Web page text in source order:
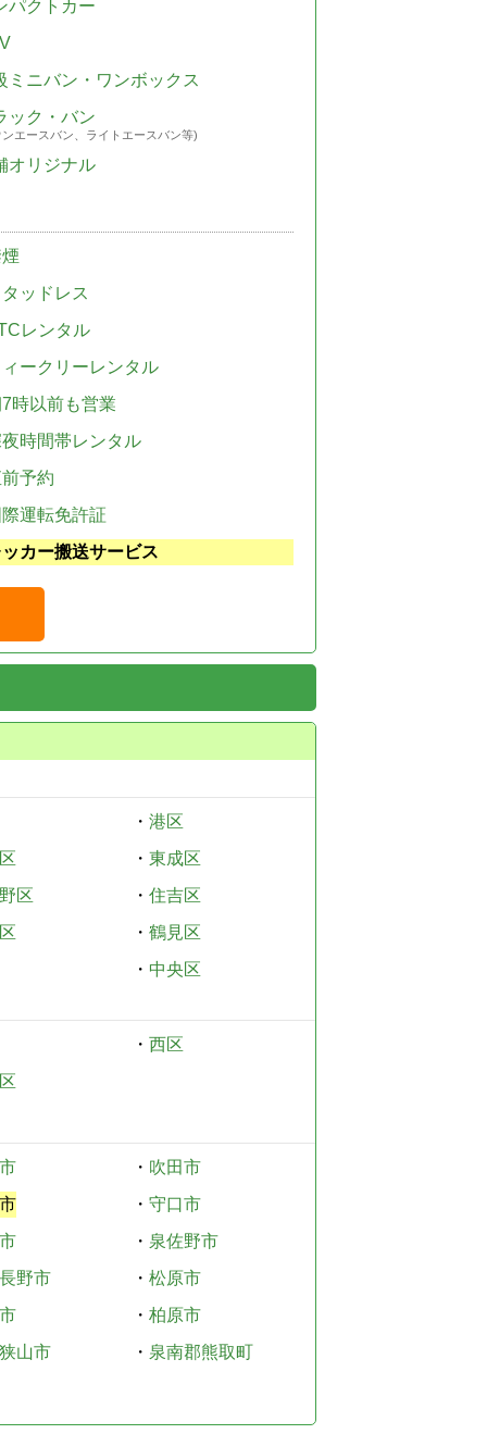
パクトカー
ミニバン・ワンボックス
ック・バン
エースバン、ライトエースバン等)
オリジナル
ッドレス
レンタル
ークリーレンタル
時以前も営業
時間帯レンタル
予約
運転免許証
カー搬送サービス
・ 港区
・ 東成区
区
・ 住吉区
・ 鶴見区
・ 中央区
・ 西区
・ 吹田市
・ 守口市
・ 泉佐野市
野市
・ 松原市
・ 柏原市
山市
・ 泉南郡熊取町